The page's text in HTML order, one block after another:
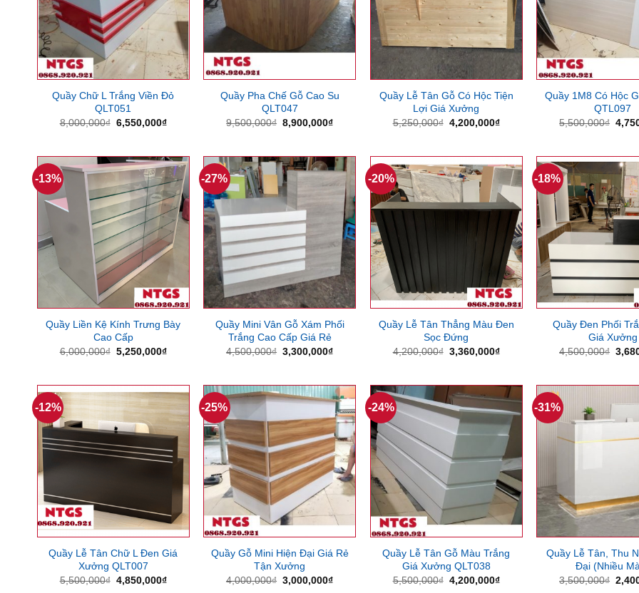
Quầy Chữ L Trắng Viền Đỏ
QLT051
8,000,000₫ Giá
6,550,000₫Giá
6,550,000₫.
Quầy Pha Chế Gỗ Cao Su
QLT047
9,500,000₫ Giá
8,900,000₫Giá
8,900,000₫.
Quầy Lễ Tân Gỗ Có Hộc Tiện
Lợi Giá Xưởng
5,250,000₫ Giá
4,200,000₫Giá
4,200,000₫.
Quầy 1M8 Có Hộc
QTL097
5,500,000₫ Giá
-13%
Quầy Liền Kệ Kính Trưng Bày
Cao Cấp
6,000,000₫ Giá
5,250,000₫Giá
5,250,000₫.
-27%
Quầy Mini Vân Gỗ Xám Phối
Trắng Cao Cấp Giá Rẻ
4,500,000₫ Giá
3,300,000₫Giá
3,300,000₫.
-20%
Quầy Lễ Tân Thẳng Màu Đen
Sọc Đứng
4,200,000₫ Giá
3,360,000₫Giá
3,360,000₫.
-18%
Quầy Đen Phối
Giá Xưởng
4,500,000₫ Giá
-12%
Quầy Lễ Tân Chữ L Đen Giá
Xưởng QLT007
5,500,000₫ Giá
4,850,000₫Giá
-25%
Quầy Gỗ Mini Hiện Đại Giá Rẻ
Tận Xưởng
4,000,000₫ Giá
3,000,000₫Giá
-24%
Quầy Lễ Tân Gỗ Màu Trắng
Giá Xưởng QLT038
5,500,000₫ Giá
4,200,000₫Giá
-31%
Quầy Lễ Tân, Thu
Đại (Nhiều
3,500,000₫ Giá